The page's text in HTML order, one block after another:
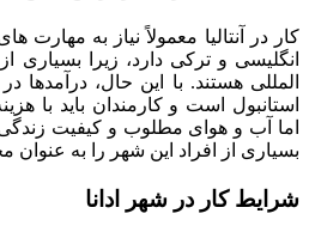
کار در آنتالیا معمولاً نیاز به مهارت‌
انگلیسی و ترکی دارد، زیرا بسیاری
المللی هستند. با این حال، درآمدها
استانبول است و کارمندان باید با
اما آب و هوای مطلوب و کیفیت
بسیاری از افراد این شهر را به عنوان
شرایط کار در شهر ادانا